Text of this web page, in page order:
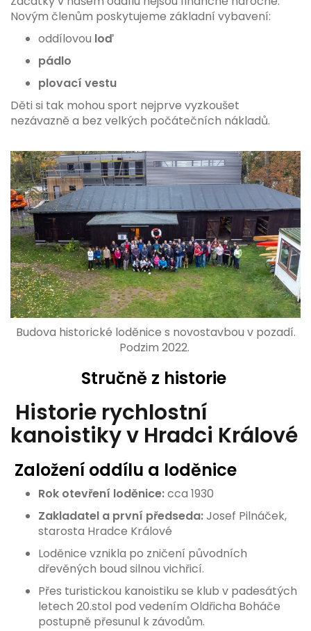
Novým členům poskytujeme základní vybavení:
oddílovou loď
pádlo
plovací vestu
Děti si tak mohou sport nejprve vyzkoušet
nezávazně a bez velkých počátečních nákladů.
Budova historické loděnice s novostavbou v pozadí.
Podzim 2022.
Stručně z historie
Historie rychlostní
kanoistiky v Hradci Králové
Založení oddílu a loděnice
Rok otevření loděnice:cca 1930
Zakladatel a první předseda:Josef Pilnáček,
starosta Hradce Králové
Loděnice vznikla po zničení původních
dřevěných boud silnou vichřicí.
Přes turistickou kanoistiku se klub v padesátých
letech 20.stol pod vedením Oldřicha Boháče
postupně přesunul k závodům.